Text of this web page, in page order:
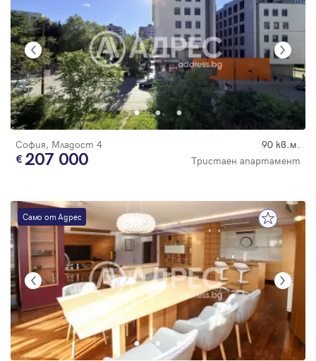
София, Младост 4 90 кв.м.
207 000 Тристаен апартамент
Само от Адрес